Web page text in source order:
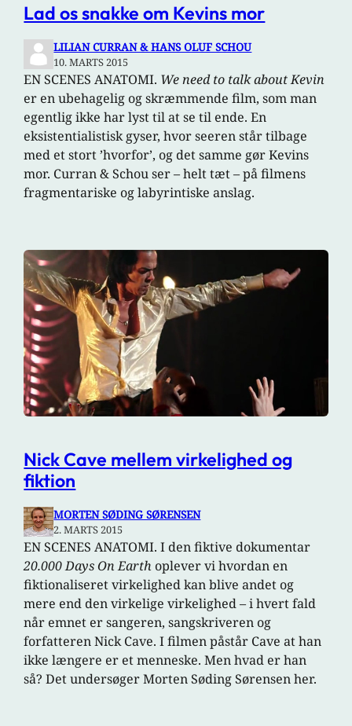
Lad os snakke om Kevins mor
LILIAN CURRAN & HANS OLUF SCHOU
10. MARTS 2015
EN SCENES ANATOMI. We need to talk about Kevin
er en ubehagelig og skræmmende film, som man
egentlig ikke har lyst til at se til ende. En
eksistentialistisk gyser, hvor seeren står tilbage
med et stort ’hvorfor’, og det samme gør Kevins
mor. Curran & Schou ser – helt tæt – på filmens
fragmentariske og labyrintiske anslag.
Nick Cave mellem virkelighed og
fiktion
MORTEN SØDING SØRENSEN
2. MARTS 2015
EN SCENES ANATOMI. I den fiktive dokumentar
20.000 Days On Earth oplever vi hvordan en
fiktionaliseret virkelighed kan blive andet og
mere end den virkelige virkelighed – i hvert fald
når emnet er sangeren, sangskriveren og
forfatteren Nick Cave. I filmen påstår Cave at han
ikke længere er et menneske. Men hvad er han
så? Det undersøger Morten Søding Sørensen her.